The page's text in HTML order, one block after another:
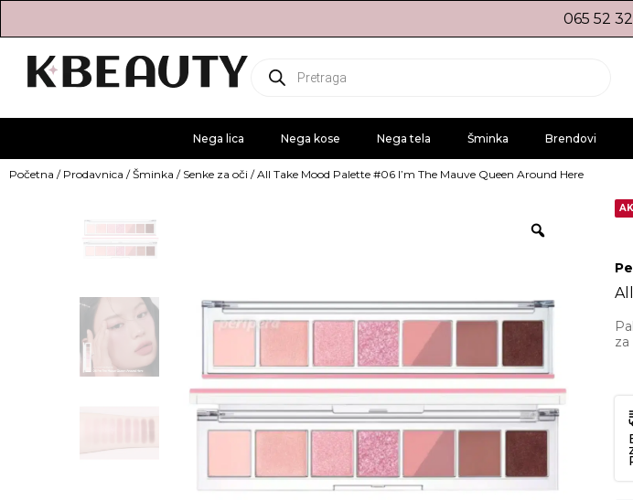
065 52
Products
search
Nega lica Nega kose Nega tela Šminka Brendovi
Početna / Prodavnica /Šminka / Senke za oči / All Take Mood Palette #06 I’m The Mauve Queen Around Here